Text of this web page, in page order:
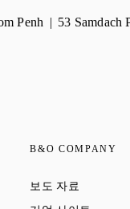
Penh 53 Samdach
in New Tab
B&O COMPANY
보도 자료